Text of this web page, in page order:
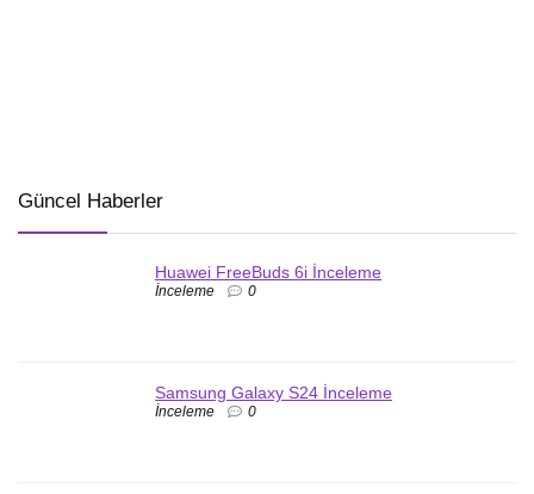
Güncel Haberler
Huawei FreeBuds 6i İnceleme
İnceleme 0
Samsung Galaxy S24 İnceleme
İnceleme 0